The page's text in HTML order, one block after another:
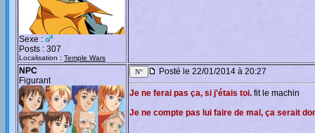
Sexe :
Posts : 307
Localisation : Temple Wars
NPC
Figurant
Posté le 22/01/2014 à 20:27
Je ne ferai pas ça, si j'étais toi. fit le machin
Je ne compte pas lui faire de mal, ça serait